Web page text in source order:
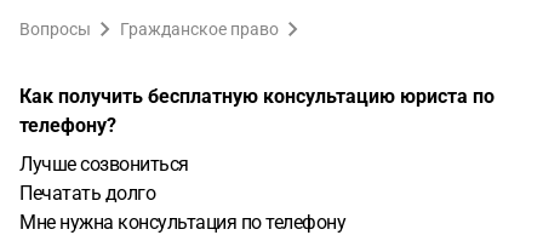
Вопросы Гражданское право
Как получить бесплатную консультацию юриста по
телефону?
Лучше созвониться
Печатать долго
Мне нужна консультация по телефону